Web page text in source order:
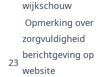
wijkschouw
23
Opmerking over
zorgvuldigheid
berichtgeving op
website